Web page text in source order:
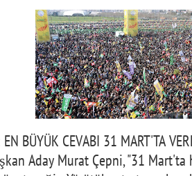
EN BÜYÜK CEVABI 31 MART'TA
Aday Murat Çepni, "31